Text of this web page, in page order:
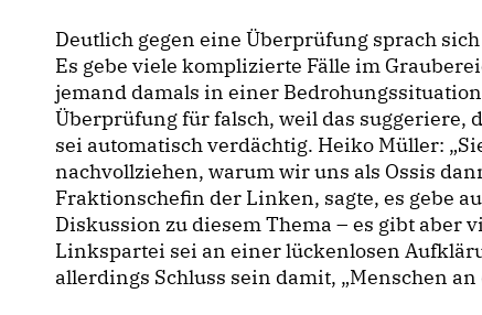
Deutlich gegen eine Überprüfung sprach
Es gebe viele komplizierte Fälle im
jemand damals in einer
Überprüfung für falsch, weil das suggeriere,
sei automatisch verdächtig. Heiko Müller:
nachvollziehen, warum wir uns als Ossis
Fraktionschefin der Linken, sagte, es gebe
Diskussion zu diesem Thema – es gibt aber
Linkspartei sei an einer lückenlosen
allerdings Schluss sein damit, „Menschen an